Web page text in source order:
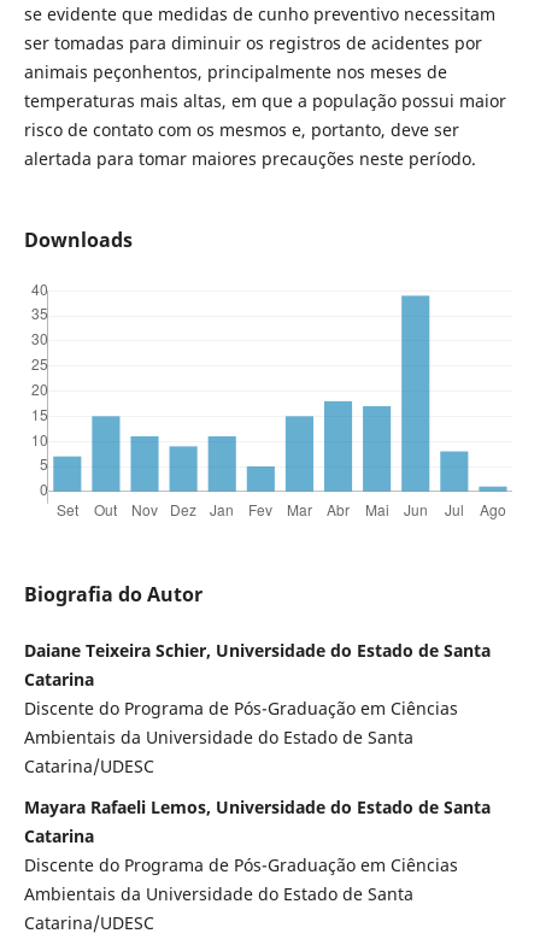
se evidente que medidas de cunho preventivo necessitam
ser tomadas para diminuir os registros de acidentes por
animais peçonhentos, principalmente nos meses de
temperaturas mais altas, em que a população possui maior
risco de contato com os mesmos e, portanto, deve ser
alertada para tomar maiores precauções neste período.
Downloads
Biografia do Autor
Daiane Teixeira Schier, Universidade do Estado de Santa
Catarina
Discente do Programa de Pós-Graduação em Ciências
Ambientais da Universidade do Estado de Santa
Catarina/UDESC
Mayara Rafaeli Lemos, Universidade do Estado de Santa
Catarina
Discente do Programa de Pós-Graduação em Ciências
Ambientais da Universidade do Estado de Santa
Catarina/UDESC